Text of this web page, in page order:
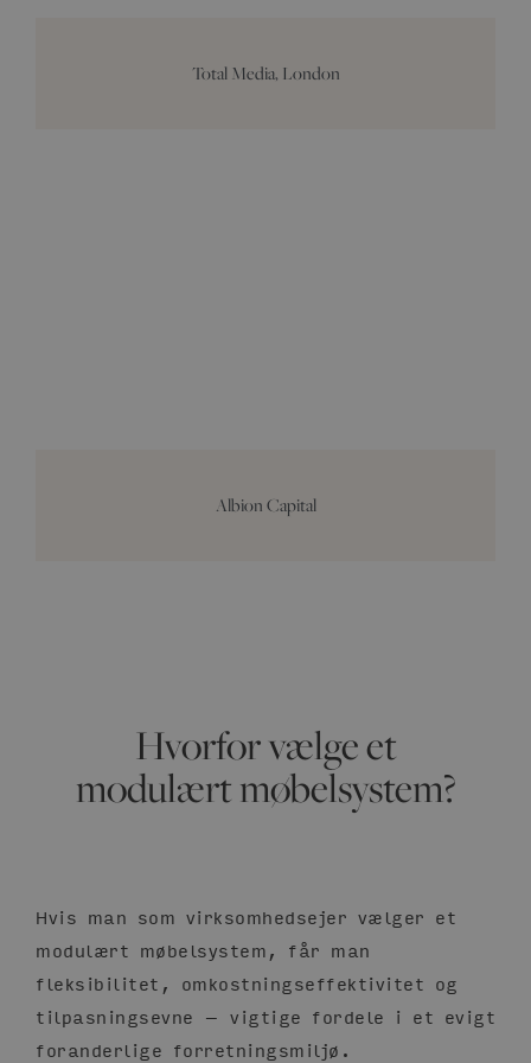
Total Media, London
Albion Capital
Hvorfor vælge et
modulært møbelsystem?
Hvis man som virksomhedsejer vælger et
modulært møbelsystem, får man
fleksibilitet, omkostningseffektivitet og
tilpasningsevne – vigtige fordele i et evigt
foranderlige forretningsmiljø.